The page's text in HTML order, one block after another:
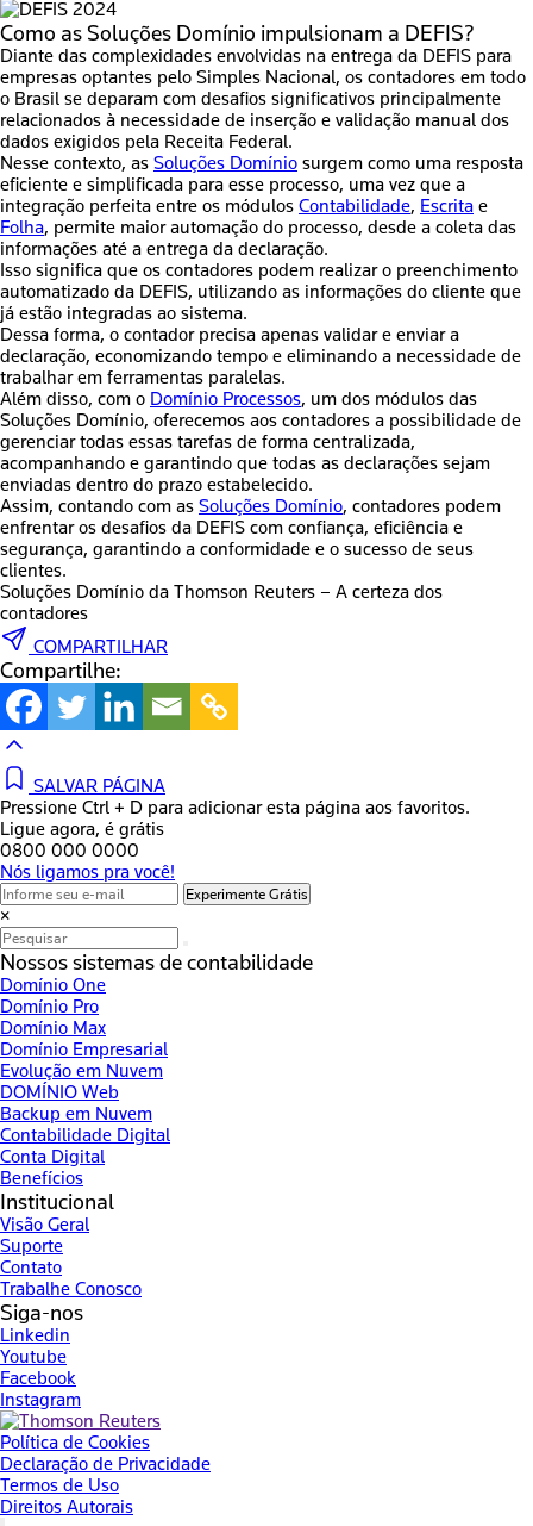
Como as Soluções Domínio impulsionam a DEFIS?
Diante das complexidades envolvidas na entrega da DEFIS para
empresas optantes pelo Simples Nacional, os contadores em todo
o Brasil se deparam com desafios significativos principalmente
relacionados à necessidade de inserção e validação manual dos
dados exigidos pela Receita Federal.
Nesse contexto, as Soluções Domínio surgem como uma resposta
eficiente e simplificada para esse processo, uma vez que a
integração perfeita entre os módulos Contabilidade, Escrita e
Folha, permite maior automação do processo, desde a coleta das
informações até a entrega da declaração.
Isso significa que os contadores podem realizar o preenchimento
automatizado da DEFIS, utilizando as informações do cliente que
já estão integradas ao sistema.
Dessa forma, o contador precisa apenas validar e enviar a
declaração, economizando tempo e eliminando a necessidade de
trabalhar em ferramentas paralelas.
Além disso, com o Domínio Processos, um dos módulos das
Soluções Domínio, oferecemos aos contadores a possibilidade de
gerenciar todas essas tarefas de forma centralizada,
acompanhando e garantindo que todas as declarações sejam
enviadas dentro do prazo estabelecido.
Assim, contando com as Soluções Domínio, contadores podem
enfrentar os desafios da DEFIS com confiança, eficiência e
segurança, garantindo a conformidade e o sucesso de seus
clientes.
Soluções Domínio da Thomson Reuters – A certeza dos
contadores
COMPARTILHAR
Compartilhe:
SALVAR PÁGINA
Pressione Ctrl + D para adicionar esta página aos favoritos.
Ligue agora, é grátis
0800 000 0000
Nós ligamos pra você!
Experimente Grátis
×
Nossos sistemas de contabilidade
Domínio One
Domínio Pro
Domínio Max
Domínio Empresarial
Evolução em Nuvem
DOMÍNIO Web
Backup em Nuvem
Contabilidade Digital
Conta Digital
Benefícios
Institucional
Visão Geral
Suporte
Contato
Trabalhe Conosco
Siga-nos
Linkedin
Youtube
Facebook
Instagram
Política de Cookies
Declaração de Privacidade
Termos de Uso
Direitos Autorais